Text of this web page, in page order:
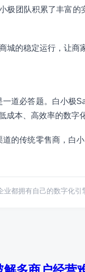
团队积累了丰富的
城的稳定运行，让商
道必答题。白小极
成本、高效率的数字
的传统零售商，白
业都拥有自己的数字化引